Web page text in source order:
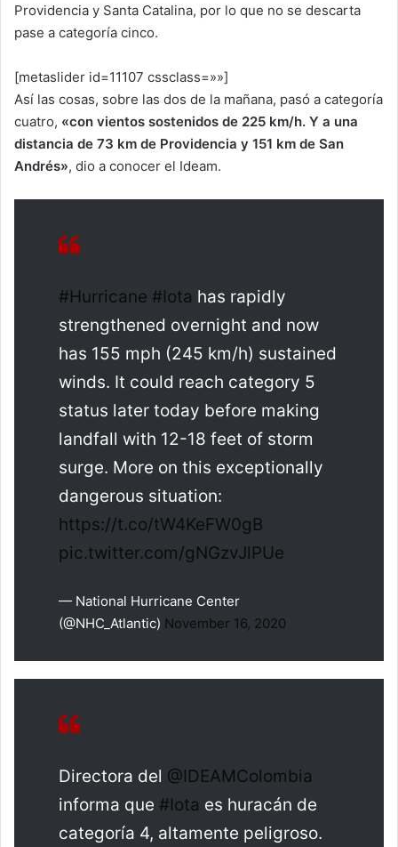
Providencia y Santa Catalina, por lo que no se descarta
pase a categoría cinco.
[metaslider id=11107 cssclass=»»]
Así las cosas, sobre las dos de la mañana, pasó a categoría
cuatro, «con vientos sostenidos de 225 km/h. Y a una
distancia de 73 km de Providencia y 151 km de San
Andrés», dio a conocer el Ideam.
#Hurricane #Iota has rapidly
strengthened overnight and now
has 155 mph (245 km/h) sustained
winds. It could reach category 5
status later today before making
landfall with 12-18 feet of storm
surge. More on this exceptionally
dangerous situation:
https://t.co/tW4KeFW0gB
pic.twitter.com/gNGzvJlPUe
— National Hurricane Center
(@NHC_Atlantic) November 16, 2020
Directora del @IDEAMColombia
informa que #Iota es huracán de
categoría 4, altamente peligroso.